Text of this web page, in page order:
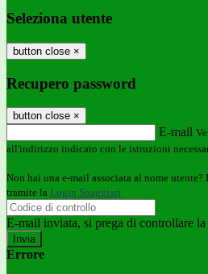
Seleziona utente
button close ×
Recupero password
button close ×
E-mail
all'indirizzo indicato con le istruzioni
Non hai una e-mail associata al nome
tramite la Login Spaggiari
E-mail inviata, si prega di controllare
Errore